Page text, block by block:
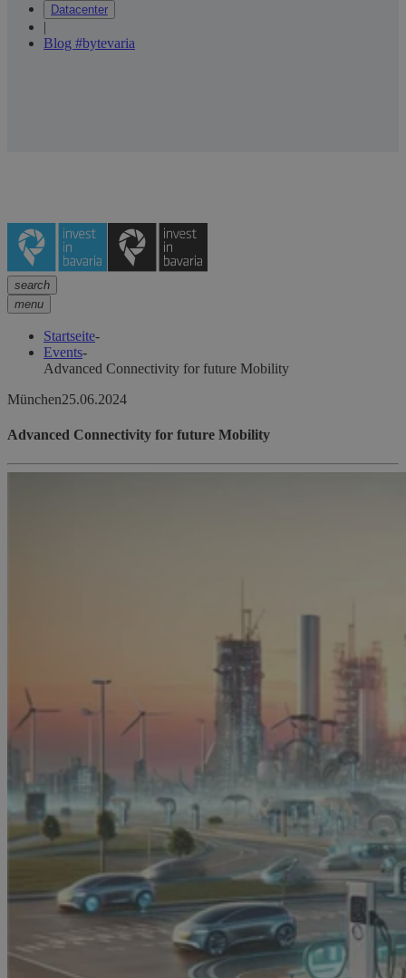
Datacenter
|
Blog #bytevaria
search
menu
Startseite-
Events-
Advanced Connectivity for future Mobility
München25.06.2024
Advanced Connectivity for future Mobility